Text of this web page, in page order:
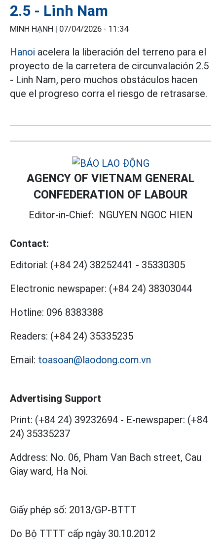
2.5 - Linh Nam
MINH HẠNH | 07/04/2026 - 11:34
Hanoi acelera la liberación del terreno para el
proyecto de la carretera de circunvalación 2.5
- Linh Nam, pero muchos obstáculos hacen
que el progreso corra el riesgo de retrasarse.
AGENCY OF VIETNAM GENERAL
CONFEDERATION OF LABOUR
Editor-in-Chief: NGUYEN NGOC HIEN
Contact:
Editorial: (+84 24) 38252441 - 35330305
Electronic newspaper: (+84 24) 38303044
Hotline: 096 8383388
Readers: (+84 24) 35335235
Email: toasoan@laodong.com.vn
Advertising Support
Print: (+84 24) 39232694 - E-newspaper: (+84
24) 35335237
Address: No. 06, Pham Van Bach street, Cau
Giay ward, Ha Noi.
Giấy phép số: 2013/GP-BTTT
Do Bộ TTTT cấp ngày 30.10.2012